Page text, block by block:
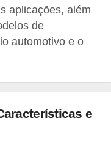
aplicações, além
de
automotivo e o
e